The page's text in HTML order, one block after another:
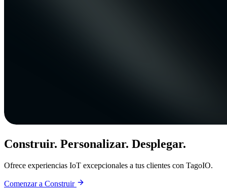
Construir. Personalizar. Desplegar.
Ofrece experiencias IoT excepcionales a tus clientes con TagoIO.
Comenzar a Construir